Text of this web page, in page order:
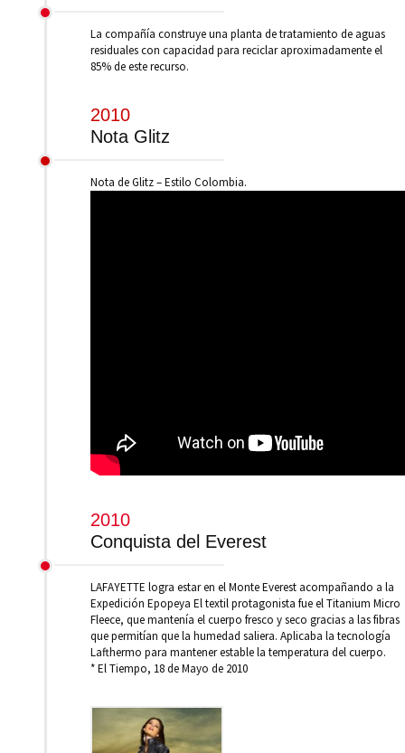
La compañía construye una planta de tratamiento de aguas
residuales con capacidad para reciclar aproximadamente el
85% de este recurso.
2010
Nota Glitz
Nota de Glitz – Estilo Colombia.
2010
Conquista del Everest
LAFAYETTE logra estar en el Monte Everest acompañando a la
Expedición Epopeya El textil protagonista fue el Titanium Micro
Fleece, que mantenía el cuerpo fresco y seco gracias a las fibras
que permitían que la humedad saliera. Aplicaba la tecnología
Lafthermo para mantener estable la temperatura del cuerpo.
* El Tiempo, 18 de Mayo de 2010